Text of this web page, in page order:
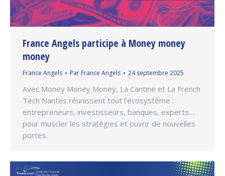
France Angels participe à Money money
money
France Angels Par France Angels 24 septembre 2025
Avec Money Money Money, La Cantine et La French
Tech Nantes réunissent tout l’écosystème :
entrepreneurs, investisseurs, banques, experts…
pour muscler les stratégies et ouvrir de nouvelles
portes.